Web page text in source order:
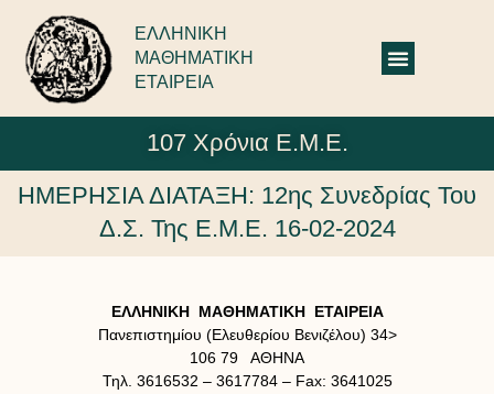
ΕΛΛΗΝΙΚΗ
ΜΑΘΗΜΑΤΙΚΗ
ΕΤΑΙΡΕΙΑ
107 Χρόνια Ε.Μ.Ε.
ΗΜΕΡΗΣΙΑ ΔΙΑΤΑΞΗ: 12ης Συνεδρίας Του
Δ.Σ. Της Ε.Μ.Ε. 16-02-2024
ΕΛΛΗΝΙΚΗ ΜΑΘΗΜΑΤΙΚΗ ΕΤΑΙΡΕΙΑ
Πανεπιστημίου (Ελευθερίου Βενιζέλου) 34>
106 79 ΑΘΗΝΑ
Τηλ. 3616532 – 3617784 – Fax: 3641025